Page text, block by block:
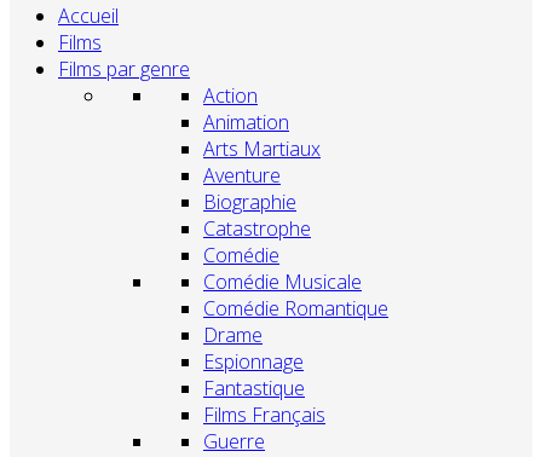
Accueil
Films
Films par genre
Action
Animation
Arts Martiaux
Aventure
Biographie
Catastrophe
Comédie
Comédie Musicale
Comédie Romantique
Drame
Espionnage
Fantastique
Films Français
Guerre